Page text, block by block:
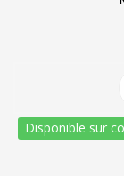
Disponible sur